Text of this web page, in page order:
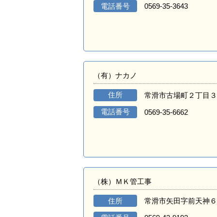
電話番号 0569-35-3643
（有）ナカノ
住所 常滑市古場町２丁目
電話番号 0569-35-6662
（株）ＭＫ管工事
住所 常滑市矢田字前天神